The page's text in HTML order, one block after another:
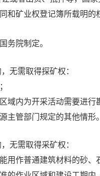
和矿业权登记簿所载明
务院制定。
无需取得探矿权：
域内为开采活动需要进行
主管部门规定的其他情形
无需取得采矿权：
用作普通建筑材料的砂、